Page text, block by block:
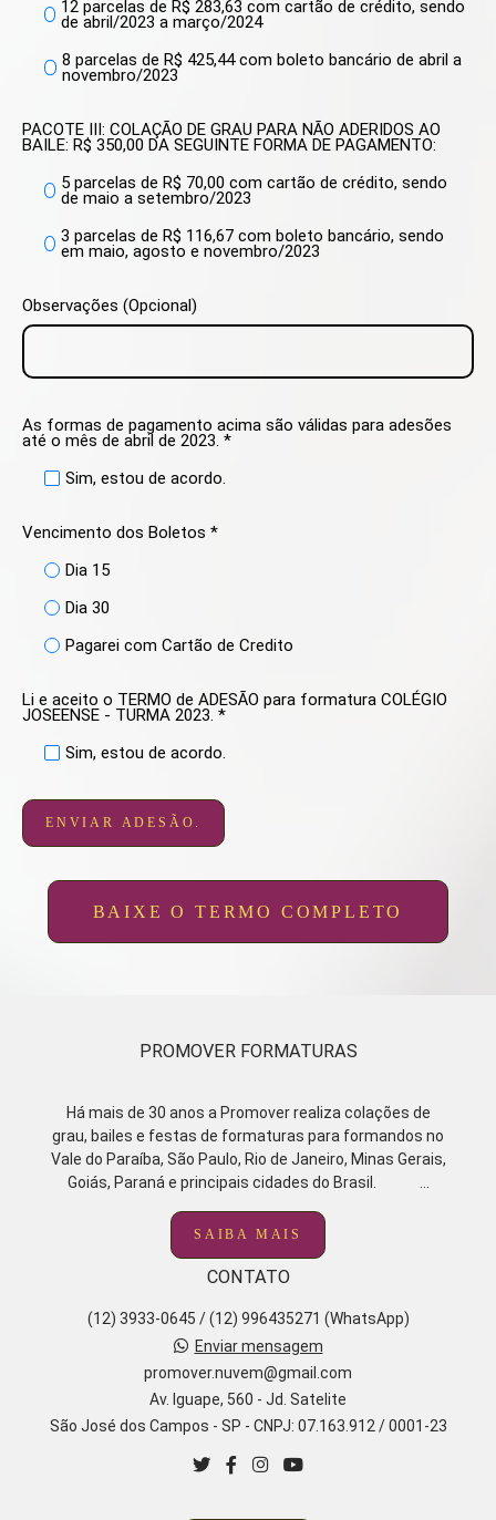
12 parcelas de R$ 283,63 com cartão de crédito, sendo
de abril/2023 a março/2024
8 parcelas de R$ 425,44 com boleto bancário de abril a
novembro/2023
PACOTE III: COLAÇÃO DE GRAU PARA NÃO ADERIDOS AO
BAILE: R$ 350,00 DA SEGUINTE FORMA DE PAGAMENTO:
5 parcelas de R$ 70,00 com cartão de crédito, sendo
de maio a setembro/2023
3 parcelas de R$ 116,67 com boleto bancário, sendo
em maio, agosto e novembro/2023
Observações (Opcional)
As formas de pagamento acima são válidas para adesões
até o mês de abril de 2023. *
Sim, estou de acordo.
Vencimento dos Boletos *
Dia 15
Dia 30
Pagarei com Cartão de Credito
Li e aceito o TERMO de ADESÃO para formatura COLÉGIO
JOSEENSE - TURMA 2023. *
Sim, estou de acordo.
ENVIAR ADESÃO.
BAIXE O TERMO COMPLETO
PROMOVER FORMATURAS
Há mais de 30 anos a Promover realiza colações de
grau, bailes e festas de formaturas para formandos no
Vale do Paraíba, São Paulo, Rio de Janeiro, Minas Gerais,
Goiás, Paraná e principais cidades do Brasil. ...
SAIBA MAIS
CONTATO
(12) 3933-0645 / (12) 996435271 (WhatsApp)
Enviar mensagem
promover.nuvem@gmail.com
Av. Iguape, 560 - Jd. Satelite
São José dos Campos - SP - CNPJ: 07.163.912 / 0001-23